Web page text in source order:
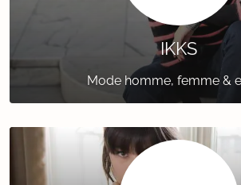
IKKS
Mode homme, femme &